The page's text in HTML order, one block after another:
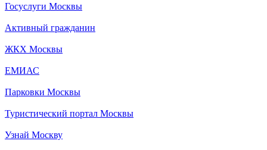
Госуслуги Москвы
Активный гражданин
ЖКХ Москвы
ЕМИАС
Парковки Москвы
Туристический портал Москвы
Узнай Москву